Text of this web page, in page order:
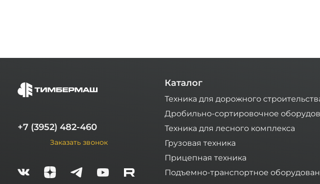
+7 (3952) 482-460
Заказать звонок
Каталог
Техника для дорожного
Дробильно-сортировочное
Техника для лесного комплекса
Грузовая техника
Прицепная техника
Подъемно-транспортное